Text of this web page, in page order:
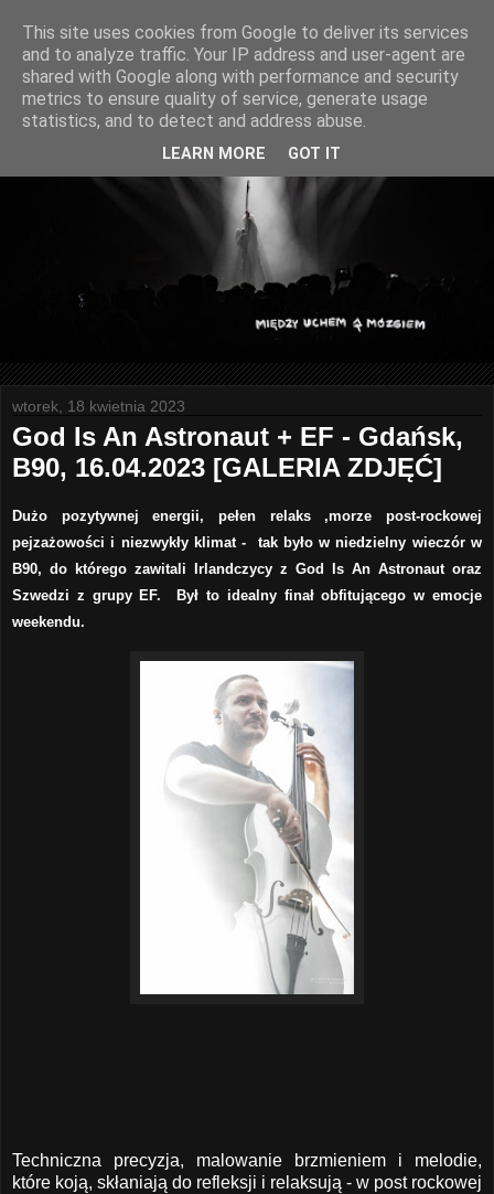
wtorek, 18 kwietnia 2023
God Is An Astronaut + EF - Gdańsk,
B90, 16.04.2023 [GALERIA ZDJĘĆ]
Dużo pozytywnej energii, pełen relaks ,morze post-rockowej
pejzażowości i niezwykły klimat - tak było w niedzielny wieczór w
B90, do którego zawitali Irlandczycy z God Is An Astronaut oraz
Szwedzi z grupy EF. Był to idealny finał obfitującego w emocje
weekendu.
Techniczna precyzja, malowanie brzmieniem i melodie,
które koją, skłaniają do refleksji i relaksują - w post rockowej
This site uses cookies from Google to deliver its services
and to analyze traffic. Your IP address and user-agent are
shared with Google along with performance and security
metrics to ensure quality of service, generate usage
statistics, and to detect and address abuse.
LEARN MORE GOT IT